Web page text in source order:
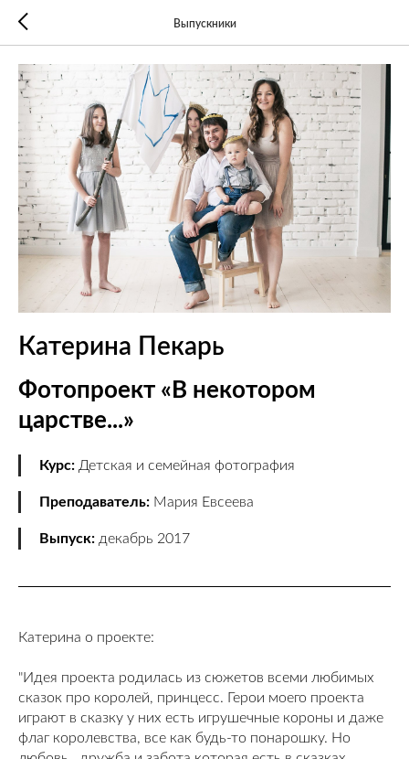
Выпускники
Катерина Пекарь
Фотопроект «В некотором
царстве...»
Курс: Детская и семейная фотография
Преподаватель: Мария Евсеева
Выпуск: декабрь 2017
Катерина о проекте:
"Идея проекта родилась из сюжетов всеми любимых
сказок про королей, принцесс. Герои моего проекта
играют в сказку у них есть игрушечные короны и даже
флаг королевства, все как будь-то понарошку. Но